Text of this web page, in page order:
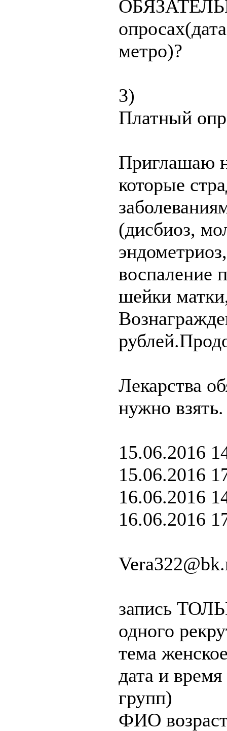
метро)?
3)
Платный
Приглашаю
которые
(дисбиоз,
воспаление
шейки
Лекарства
нужно взять.
15.06.2016
15.06.2016
16.06.2016
16.06.2016
запись
одного
тема
дата и
групп)
ФИО